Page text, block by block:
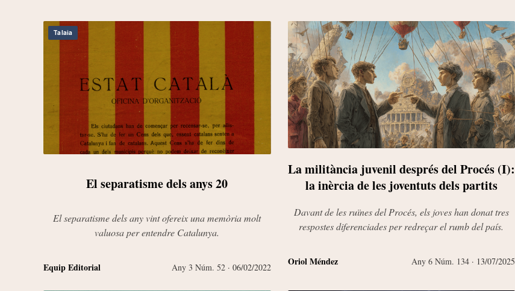
Talaia
El separatisme dels anys 20
El separatisme dels any vint ofereix una memòria molt
valuosa per entendre Catalunya.
Equip Editorial Any 3 Núm. 52 · 06/02/2022
La militància juvenil després del Procés (I):
la inèrcia de les joventuts dels partits
Davant de les ruïnes del Procés, els joves han donat tres
respostes diferenciades per redreçar el rumb del país.
Oriol Méndez Any 6 Núm. 134 · 13/07/2025